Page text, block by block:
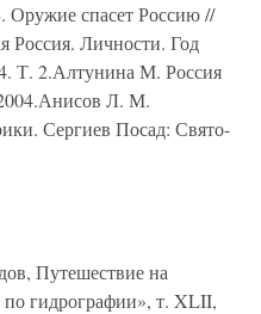
Оружие спасет Россию //
Россия. Личности. Год
Т. 2.Алтунина М. Россия
Л. М.
Сергиев Посад: Свято-
Путешествие на
гидрографии», т. XLII,